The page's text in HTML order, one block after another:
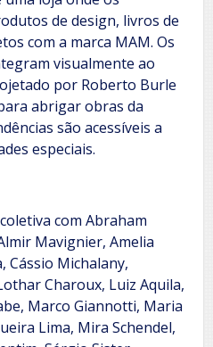
de design, livros de
com a marca MAM. Os
visualmente ao
por Roberto Burle
abrigar obras da
são acessíveis a
especiais.
com Abraham
Mavignier, Amelia
Cássio Michalany,
Charoux, Luiz Aquila,
Marco Giannotti, Maria
Lima, Mira Schendel,